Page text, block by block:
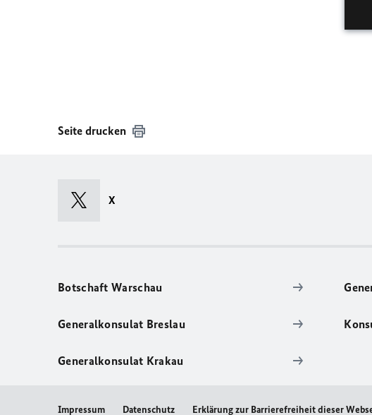
Seite drucken
X
Botschaft Warschau
Generalkonsulat Breslau
Generalkonsulat Krakau
Impressum Datenschutz Erklärung zur Barrierefreiheit dieser